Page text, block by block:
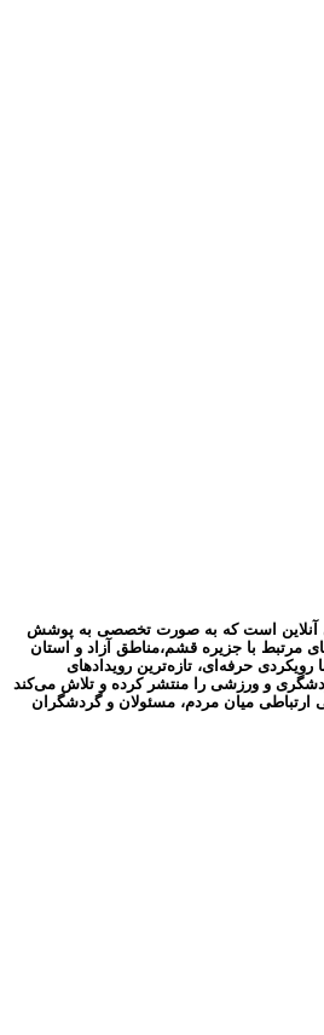
آنلاین است که به صورت تخصصی به پوشش
مرتبط با جزیره قشم،مناطق آزاد و استان
حرفه‌ای، تازه‌ترین رویدادهای
و ورزشی را منتشر کرده و تلاش می‌کند
ارتباطی میان مردم، مسئولان و گردشگران